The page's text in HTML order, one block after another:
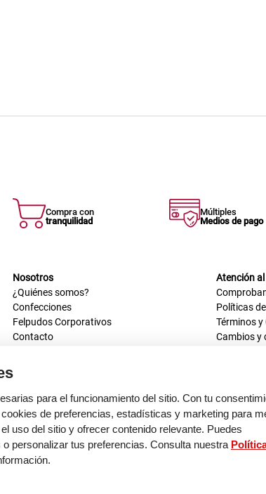
para el funcionamiento del sitio. Con tu
de preferencias, estadísticas y marketing para
uso del sitio y ofrecer contenido relevante. Puedes
personalizar tus preferencias. Consulta nuestra
Compra con
tranquilidad
Múltiples
Medios de pago
Nosotros
¿Quiénes somos?
Confecciones
Felpudos Corporativos
Contacto
Tienda física
Av. Iquitos 670 - 699, La Victoria
L-S: 8:00 a.m. - 6:30 p.m.
Feriados: 9:00 a.m. - 5:00 p.m.
Atención
Políticas
Términos
Cambios y